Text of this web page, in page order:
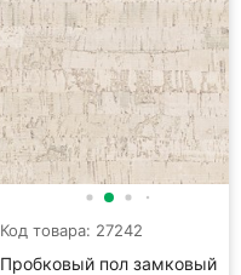
Код товара: 27242
Пробковый пол замковый